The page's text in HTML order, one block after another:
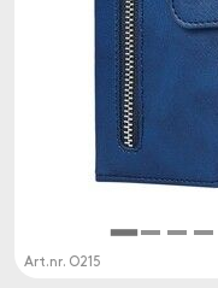
Art.nr. O215